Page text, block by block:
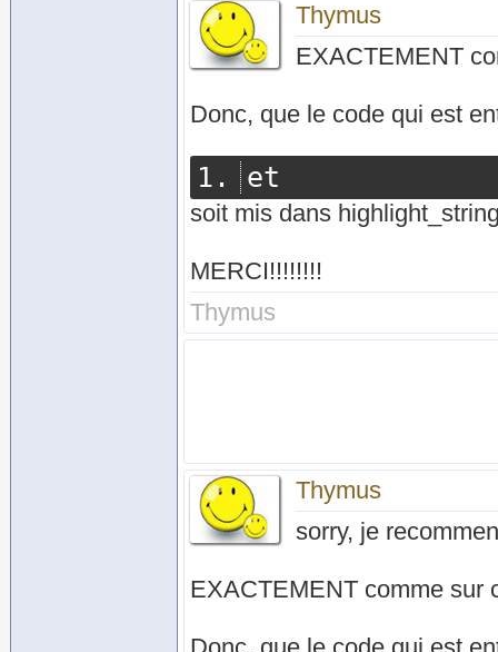
Thymus
EXACTEMENT
Donc, que le code qui est
et
soit mis dans
MERCI!!!!!!!!
Thymus
Thymus
sorry, je
EXACTEMENT comme sur